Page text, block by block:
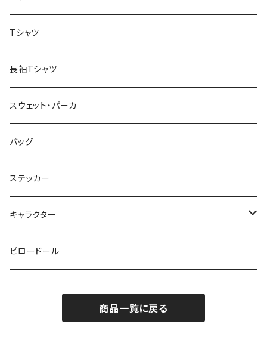
Tシャツ
長袖Tシャツ
スウェット・パーカ
バッグ
ステッカー
キャラクター
鉄仮面マン
スカルマスクマン
ピロードール
商品一覧に戻る